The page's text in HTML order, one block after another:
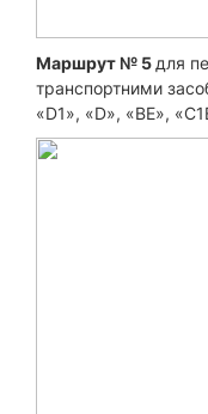
Маршрут № 5 для
транспортними
«D1», «D», «BE»,